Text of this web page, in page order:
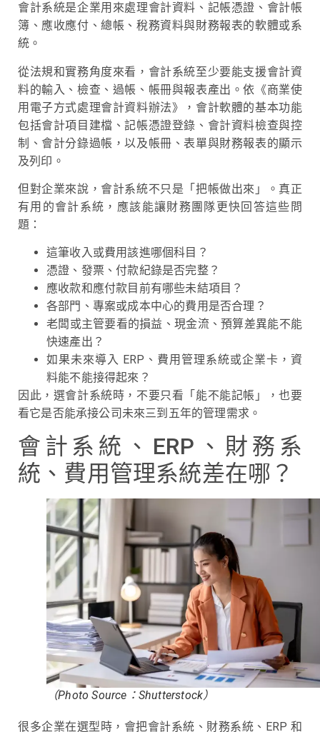
會計系統是企業用來處理會計資料、記帳憑證、會計帳
簿、應收應付、總帳、稅務資料與財務報表的軟體或系
統。
從法規和實務角度來看，會計系統至少要能支援會計資
料的輸入、檢查、過帳、帳冊與報表產出。依《商業使
用電子方式處理會計資料辦法》，會計軟體的基本功能
包括會計項目建檔、記帳憑證登錄、會計資料檢查與控
制、會計分錄過帳，以及帳冊、表單與財務報表的顯示
及列印。
但對企業來說，會計系統不只是「把帳做出來」。真正
有用的會計系統，應該能讓財務團隊更快回答這些問
題：
這筆收入或費用該進哪個科目？
憑證、發票、付款紀錄是否完整？
應收款和應付款目前有哪些未結項目？
各部門、專案或成本中心的費用是否合理？
老闆或主管要看的損益、現金流、預算差異能不能
快速產出？
如果未來導入 ERP、費用管理系統或企業卡，資
料能不能接得起來？
因此，選會計系統時，不要只看「能不能記帳」，也要
看它是否能承接公司未來三到五年的管理需求。
會計系統、ERP、財務系
統、費用管理系統差在哪？
（Photo Source：Shutterstock）
很多企業在選型時，會把會計系統、財務系統、ERP 和